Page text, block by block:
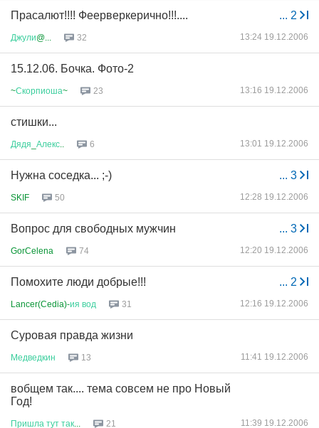
... 2
Прасалют!!!! Феерверкерично!!!....
Джули@... 32 13:24 19.12.2006
15.12.06. Бочка. Фото-2
~Скорпиоша~ 23 13:16 19.12.2006
стишки...
Дядя Алекс 6 13:01 19.12.2006
... 3
Нужна соседка... ;-)
SKIF 50 12:28 19.12.2006
... 3
Вопрос для свободных мужчин
GorCelena 74 12:20 19.12.2006
... 2
Помохите люди добрые!!!
Lancer(Cedia)-ия вод 31 12:16 19.12.2006
Суровая правда жизни
Медведкин 13 11:41 19.12.2006
вобщем так.... тема совсем не про Новый
Год!
Пришла тут так 21 11:39 19.12.2006